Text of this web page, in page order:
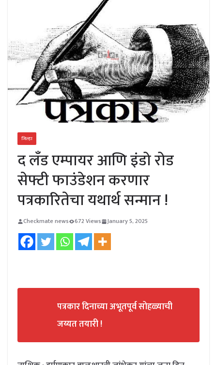
जिल्हा
द लँड एम्पायर आणि इंडो रोड
सेफ्टी फाउंडेशन करणार
पत्रकारितेचा यथार्थ सन्मान !
Checkmate news 672 Views January 5, 2025
पत्रकार दिनाच्या अभूतपूर्व सोहळ्याची
जय्यत तयारी !